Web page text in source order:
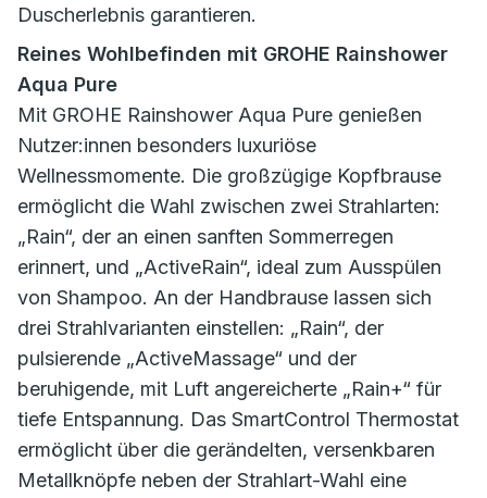
Duscherlebnis garantieren.
Reines Wohlbefinden mit GROHE Rainshower
Aqua Pure
Mit GROHE Rainshower Aqua Pure genießen
Nutzer:innen besonders luxuriöse
Wellnessmomente. Die großzügige Kopfbrause
ermöglicht die Wahl zwischen zwei Strahlarten:
„Rain“, der an einen sanften Sommerregen
erinnert, und „ActiveRain“, ideal zum Ausspülen
von Shampoo. An der Handbrause lassen sich
drei Strahlvarianten einstellen: „Rain“, der
pulsierende „ActiveMassage“ und der
beruhigende, mit Luft angereicherte „Rain+“ für
tiefe Entspannung. Das SmartControl Thermostat
ermöglicht über die gerändelten, versenkbaren
Metallknöpfe neben der Strahlart-Wahl eine